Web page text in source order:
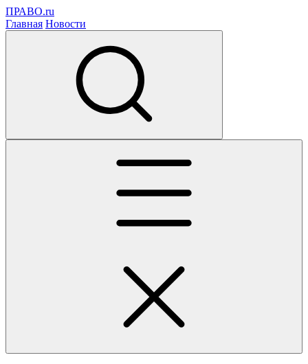
ПРАВО.ru
Главная Новости